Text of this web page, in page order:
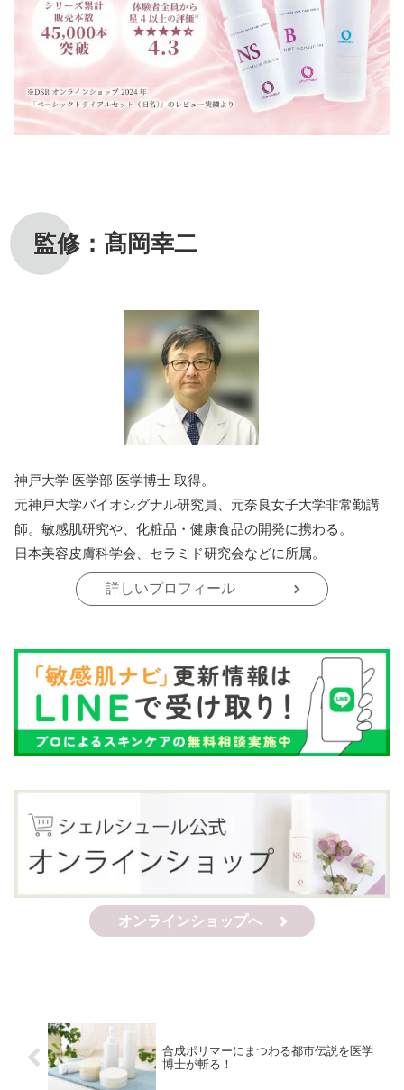
監修：髙岡幸二
神戸大学 医学部 医学博士 取得。
元神戸大学バイオシグナル研究員、元奈良女子大学非常勤講
師。敏感肌研究や、化粧品・健康食品の開発に携わる。
日本美容皮膚科学会、セラミド研究会などに所属。
詳しいプロフィール
オンラインショップへ
合成ポリマーにまつわる都市伝説を医学
博士が斬る！